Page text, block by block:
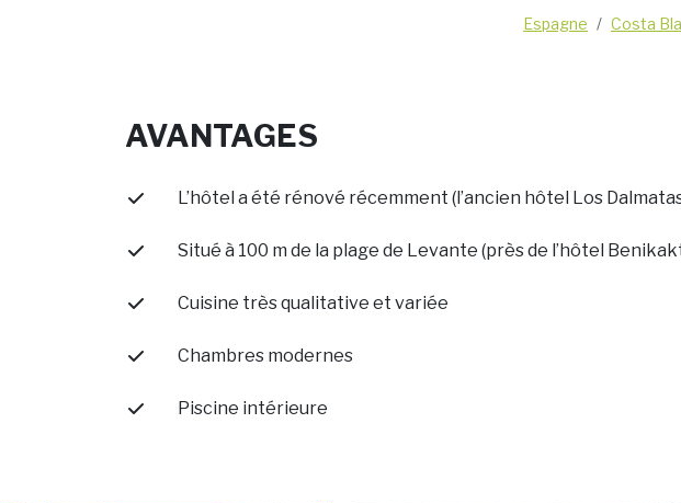
Espagne Costa
AVANTAGES
L’hôtel a été rénové récemment (l’ancien hôtel Los
Situé à 100 m de la plage de Levante (près de l’hôtel
Cuisine très qualitative et variée
Chambres modernes
Piscine intérieure